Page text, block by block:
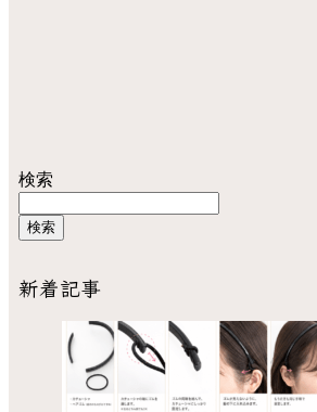
検索
検索
新着記事